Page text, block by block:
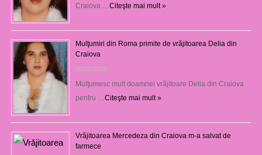
Craiova … Citeşte mai mult »
Mulţumiri din Roma primite de vrăjitoarea Delia din
Craiova
06/08/2026
Mulţumesc mult doamnei vrăjitoare Delia din Craiova
pentru … Citeşte mai mult »
Vrăjitoarea Mercedeza din Craiova m-a salvat de
farmece